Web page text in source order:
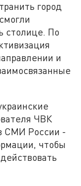
город
столице. По
и
ЧВК
СМИ России -
чтобы